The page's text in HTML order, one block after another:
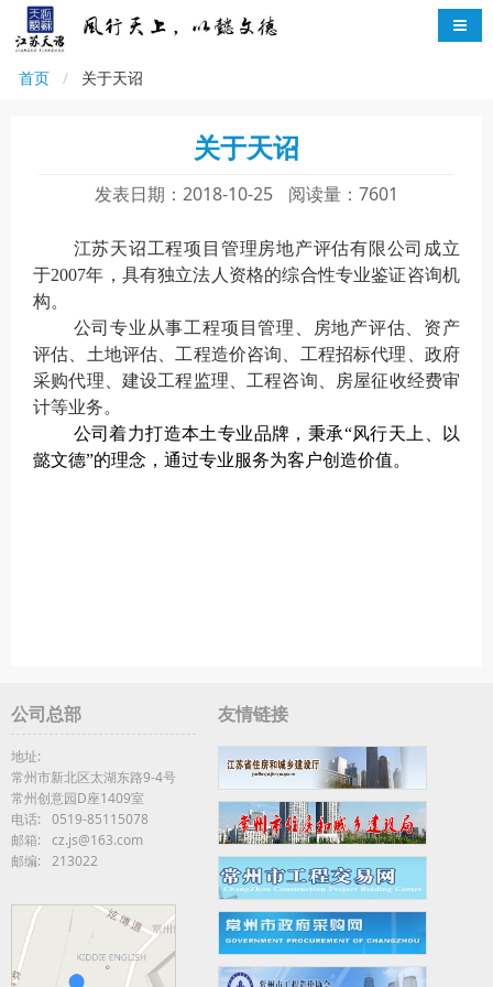
首页 关于天诏
关于天诏
发表日期：2018-10-25 阅读量：7601
江苏天诏工程项目管理房地产评估有限公司成立
于2007年 ， 具有独立法人资格的综合性专业鉴证咨询机
构。
公司专业从事工程项目管理、房地产评估、资产
评估、土地评估、工程造价咨询、工程招标代理、政府
采购代理、建设工程监理
工程咨询、
房屋征收经费审
计等业务。
公司着力打造本土专业品牌，秉承“风行天上、以
懿文德”的理念，通过专业服务为客户创造价值。
公司总部
地址:
常州市新北区太湖东路9-4号
常州创意园D座1409室
电话:
0519-85115078
邮箱:
cz.js@163.com
邮编:
213022
友情链接